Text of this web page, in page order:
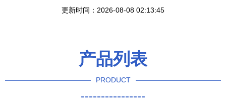
更新时间：2026-08-08 02:13:45
产品列表
PRODUCT
----------------